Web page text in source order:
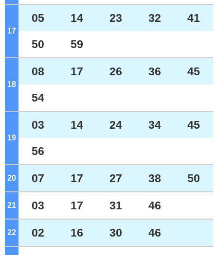
17 ジ
05 14 23 32 41
50 59
18 ジ
08 17 26 36 45
54
19 ジ
03 14 24 34 45
56
20 07 17 27 38 50
21 03 17 31 46
22 02 16 30 46